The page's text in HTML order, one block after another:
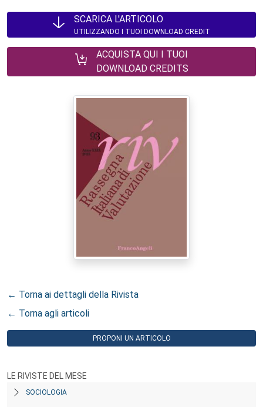
SCARICA L'ARTICOLO
UTILIZZANDO I TUOI DOWNLOAD CREDIT
ACQUISTA QUI I TUOI
DOWNLOAD CREDITS
← Torna ai dettagli della Rivista
← Torna agli articoli
PROPONI UN ARTICOLO
LE RIVISTE DEL MESE
SOCIOLOGIA